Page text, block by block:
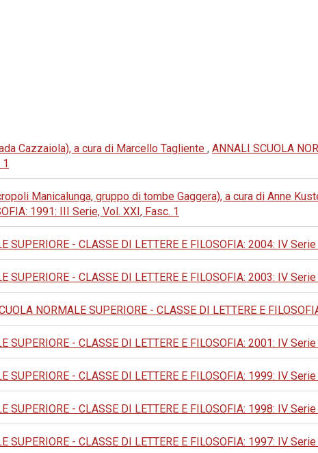
Cazzaiola), a cura di Marcello Tagliente , ANNALI SCUOLA
Manicalunga, gruppo di tombe Gaggera), a cura di Anne
1991: III Serie, Vol. XXI, Fasc. 1
SUPERIORE - CLASSE DI LETTERE E FILOSOFIA: 2004: IV
SUPERIORE - CLASSE DI LETTERE E FILOSOFIA: 2003: IV
NORMALE SUPERIORE - CLASSE DI LETTERE E
SUPERIORE - CLASSE DI LETTERE E FILOSOFIA: 2001: IV
SUPERIORE - CLASSE DI LETTERE E FILOSOFIA: 1999: IV
SUPERIORE - CLASSE DI LETTERE E FILOSOFIA: 1998: IV
SUPERIORE - CLASSE DI LETTERE E FILOSOFIA: 1997: IV